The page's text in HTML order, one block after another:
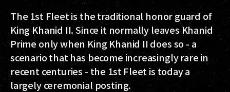
The 1st Fleet is the traditional honor guard of
King Khanid II. Since it normally leaves Khanid
Prime only when King Khanid II does so - a
scenario that has become increasingly rare in
recent centuries - the 1st Fleet is today a
largely ceremonial posting.